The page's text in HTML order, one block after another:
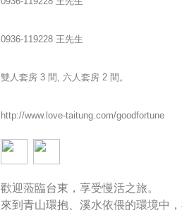
0936-119228 王先生
雙人套房 3 間, 六人套房 2 間。
http://www.love-taitung.com/goodfortune
歡迎蒞臨台東，享受慢活之旅。
來到青山環抱、溪水依偎的環境中